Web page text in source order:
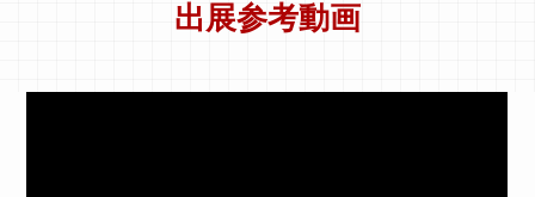
出展参考動画